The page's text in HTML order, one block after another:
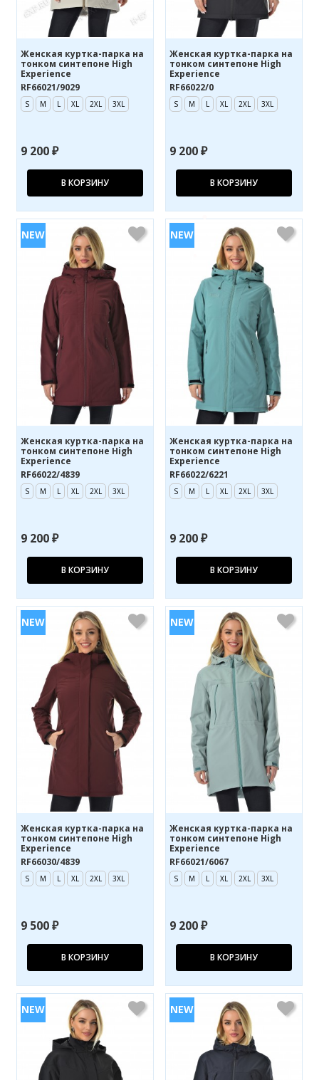
Женская куртка-парка на
тонком синтепоне High
Experience
RF66021/9029
S M L XL 2XL 3XL
9 200 ₽
В КОРЗИНУ
Женская куртка-парка на
тонком синтепоне High
Experience
RF66022/0
S M L XL 2XL 3XL
9 200 ₽
В КОРЗИНУ
Женская куртка-парка на
тонком синтепоне High
Experience
RF66022/4839
S M L XL 2XL 3XL
9 200 ₽
В КОРЗИНУ
Женская куртка-парка на
тонком синтепоне High
Experience
RF66022/6221
S M L XL 2XL 3XL
9 200 ₽
В КОРЗИНУ
Женская куртка-парка на
тонком синтепоне High
Experience
RF66030/4839
S M L XL 2XL 3XL
9 500 ₽
В КОРЗИНУ
Женская куртка-парка на
тонком синтепоне High
Experience
RF66021/6067
S M L XL 2XL 3XL
9 200 ₽
В КОРЗИНУ